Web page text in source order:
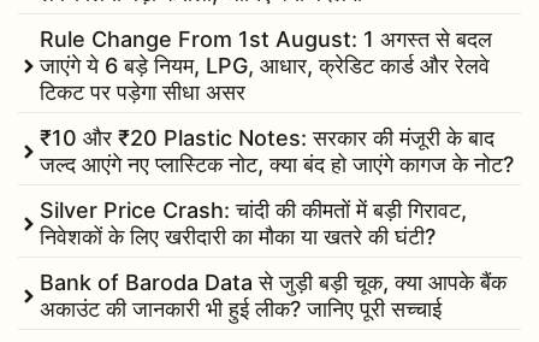
Rule Change From 1st August: 1 अगस्त से बदल
जाएंगे ये 6 बड़े नियम, LPG, आधार, क्रेडिट कार्ड और रेलवे
टिकट पर पड़ेगा सीधा असर
₹10 और ₹20 Plastic Notes: सरकार की मंजूरी के बाद
जल्द आएंगे नए प्लास्टिक नोट, क्या बंद हो जाएंगे कागज के नोट?
Silver Price Crash: चांदी की कीमतों में बड़ी गिरावट,
निवेशकों के लिए खरीदारी का मौका या खतरे की घंटी?
Bank of Baroda Data से जुड़ी बड़ी चूक, क्या आपके बैंक
अकाउंट की जानकारी भी हुई लीक? जानिए पूरी सच्चाई